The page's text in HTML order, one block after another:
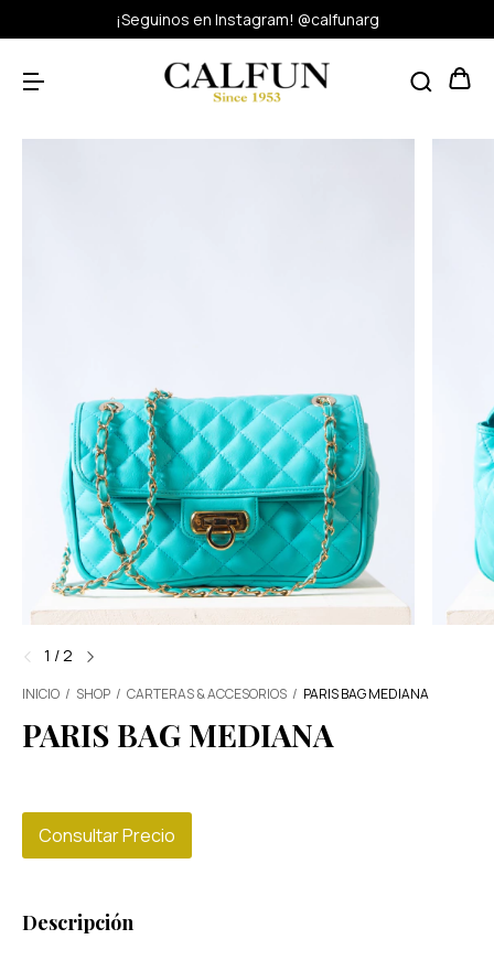
¡Seguinos en Instagram! @calfunarg
1 /2
INICIO / SHOP / CARTERAS & ACCESORIOS / PARIS BAG MEDIANA
PARIS BAG MEDIANA
Consultar Precio
Descripción